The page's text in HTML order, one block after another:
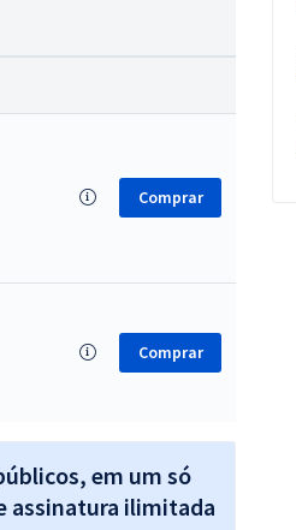
Comprar
Comprar
em um só